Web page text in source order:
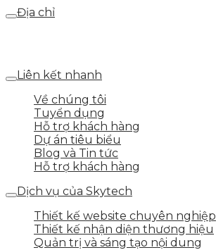
Địa chỉ
Liên kết nhanh
Về chúng tôi
Tuyển dụng
Hỗ trợ khách hàng
Dự án tiêu biểu
Blog và Tin tức
Hỗ trợ khách hàng
Dịch vụ của Skytech
Thiết kế website chuyên nghiệp
Thiết kế nhận diện thương hiệu
Quản trị và sáng tạo nội dung